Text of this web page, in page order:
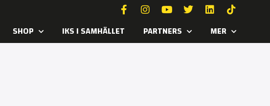
SHOP IKS I SAMHÄLLET PARTNERS MER